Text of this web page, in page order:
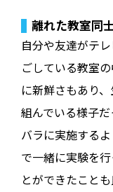
離れた教室同
自分や友達がテ
ごしている教室
に新鮮さもあり
組んでいる様子
バラに実施する
で一緒に実験を
とができたこと